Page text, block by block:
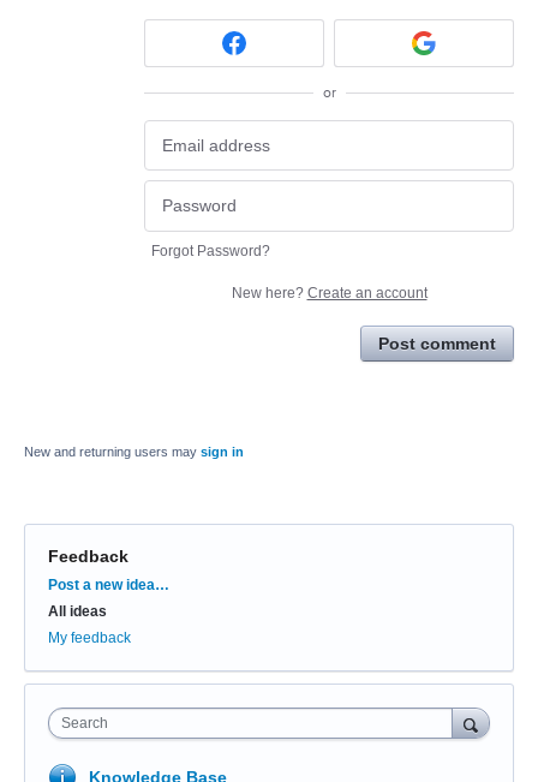
or
Forgot Password?
New here? Create an account
Post comment
New and returning users may sign in
Feedback
Categories
Post a new idea…
All ideas
My feedback
Search
Knowledge Base